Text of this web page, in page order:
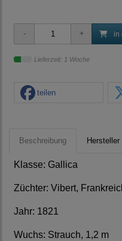
in
Lieferzeit: 1 Woche
teilen
Beschreibung Hersteller
Klasse: Gallica
Züchter: Vibert,
Jahr: 1821
Wuchs: Strauch, 1,2 m